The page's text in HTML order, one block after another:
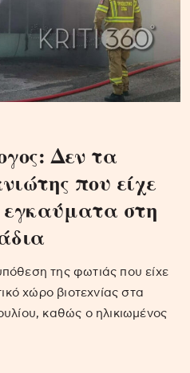
Δεν τα
που είχε
στη
της φωτιάς που είχε
χώρο βιοτεχνίας στα
καθώς ο ηλικιωμένος